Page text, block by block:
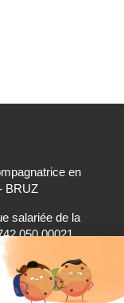
en
BRUZ
salariée de la
050 00021
bancaire,